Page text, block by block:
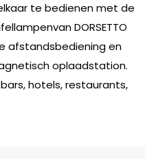
te bedienen met de
DORSETTO
afstandsbediening en
oplaadstation.
hotels, restaurants,